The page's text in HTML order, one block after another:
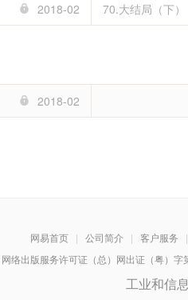
2018-02 70.大结局（下）
2018-02
网易首页 | 公司简介 | 客户服务
|
网络出版服务许可证（总）网出证（粤）
工业和信